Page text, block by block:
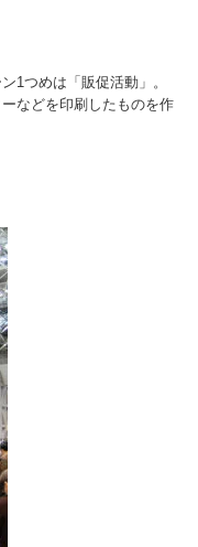
1つめは「販促活動」。
などを印刷したものを作